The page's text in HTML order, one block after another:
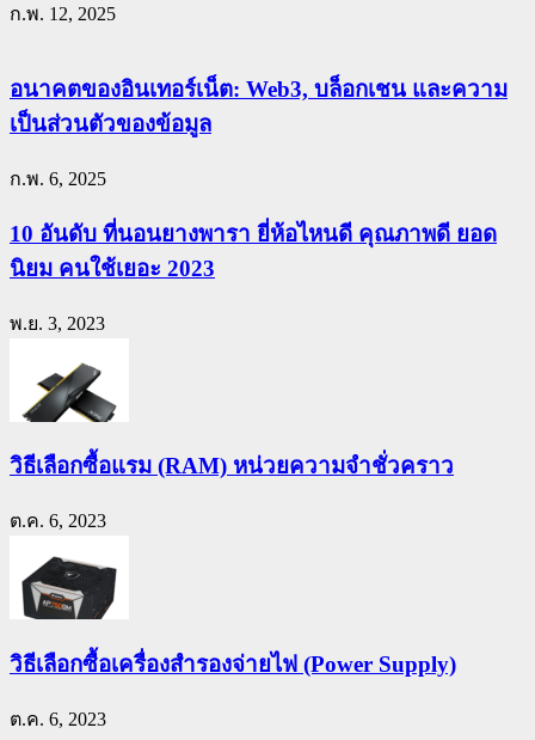
ก.พ. 12, 2025
อนาคตของอินเทอร์เน็ต: Web3, บล็อกเชน และความ
เป็นส่วนตัวของข้อมูล
ก.พ. 6, 2025
10 อันดับ ที่นอนยางพารา ยี่ห้อไหนดี คุณภาพดี ยอด
นิยม คนใช้เยอะ 2023
พ.ย. 3, 2023
วิธีเลือกซื้อแรม (RAM) หน่วยความจำชั่วคราว
ต.ค. 6, 2023
วิธีเลือกซื้อเครื่องสำรองจ่ายไฟ (Power Supply)
ต.ค. 6, 2023